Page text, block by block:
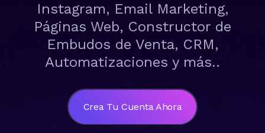
Instagram, Email Marketing,
Páginas Web, Constructor de
Embudos de Venta, CRM,
Automatizaciones y más..
Crea Tu Cuenta Ahora